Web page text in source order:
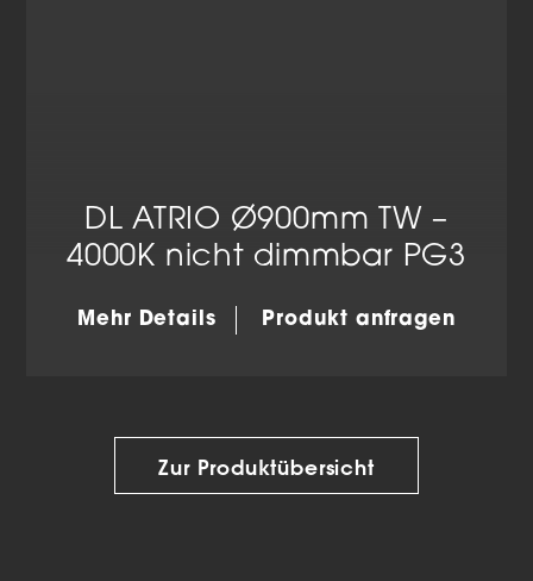
DL ATRIO Ø900mm TW –
4000K nicht dimmbar PG3
Mehr Details Produkt anfragen
Zur Produktübersicht